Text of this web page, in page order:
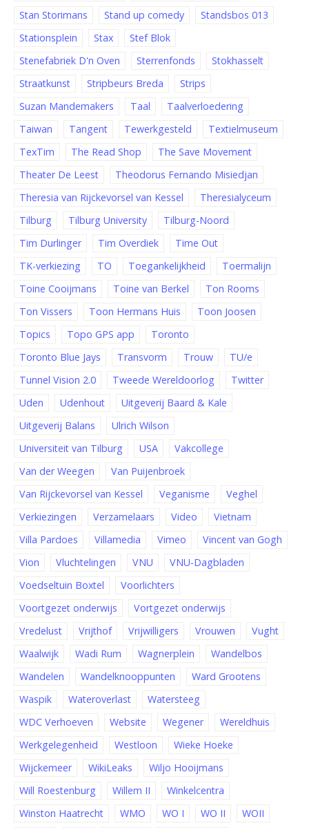
Stan Storimans
Stand up comedy
Standsbos 013
Stationsplein
Stax
Stef Blok
Stenefabriek D'n Oven
Sterrenfonds
Stokhasselt
Straatkunst
Stripbeurs Breda
Strips
Suzan Mandemakers
Taal
Taalverloedering
Taiwan
Tangent Tewerkgesteld
Textielmuseum
TexTim
The Read Shop
The Save Movement
Theater De Leest
Theodorus Fernando Misiedjan
Theresia van Rijckevorsel van Kessel
Theresialyceum
Tilburg
Tilburg University
Tilburg-Noord
Tim Durlinger
Tim Overdiek
Time Out
TK-verkiezing
TO Toegankelijkheid
Toermalijn
Toine Cooijmans
Toine van Berkel
Ton Rooms
Ton Vissers
Toon Hermans Huis
Toon Joosen
Topics
Topo GPS app
Toronto
Toronto Blue Jays
Transvorm Trouw
TU/e
Tunnel Vision 2.0
Tweede Wereldoorlog
Twitter
Uden
Udenhout
Uitgeverij Baard & Kale
Uitgeverij Balans
Ulrich Wilson
Universiteit van Tilburg
USA
Vakcollege
Van der Weegen
Van Puijenbroek
Van Rijckevorsel van Kessel
Veganisme
Veghel
Verkiezingen
Verzamelaars Video
Vietnam
Villa Pardoes
Villamedia Vimeo
Vincent van Gogh
Vion
Vluchtelingen VNU
VNU-Dagbladen
Voedseltuin Boxtel
Voorlichters
Voortgezet onderwijs
Vortgezet onderwijs
Vredelust
Vrijthof Vrijwilligers Vrouwen
Vught
Waalwijk
Wadi Rum Wagnerplein
Wandelbos
Wandelen
Wandelknooppunten
Ward Grootens
Waspik
Wateroverlast
Watersteeg
WDC Verhoeven
Website Wegener
Wereldhuis
Werkgelegenheid
Westloon
Wieke Hoeke
Wijckemeer
WikiLeaks
Wiljo Hooijmans
Will Roestenburg
Willem II
Winkelcentra
Winston Haatrecht
WMO WO I WO II WOII